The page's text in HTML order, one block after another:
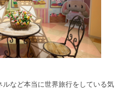
など本当に世界旅行をしている気